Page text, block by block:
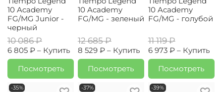
10 Academy
FG/MG Junior -
черный
10 086 ₽
6 805 ₽ – Купить
Посмотреть
10 Academy
FG/MG - зеленый
12 685 ₽
8 529 ₽ – Купить
Посмотреть
10 Academy
FG/MG - голубой
11 119 ₽
6 973 ₽ – Купить
Посмотреть
-35%
-37%
-39%